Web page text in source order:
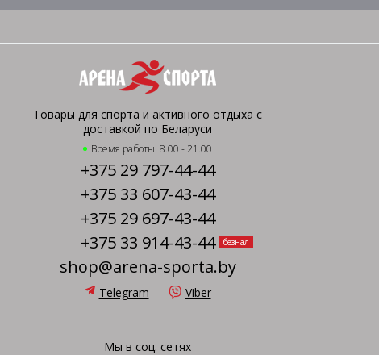
Товары для спорта и активного отдыха с
доставкой по Беларуси
Время работы: 8.00 - 21.00
+375 29 797-44-44
+375 33 607-43-44
+375 29 697-43-44
+375 33 914-43-44
безнал
shop@arena-sporta.by
Telegram Viber
Мы в соц. сетях